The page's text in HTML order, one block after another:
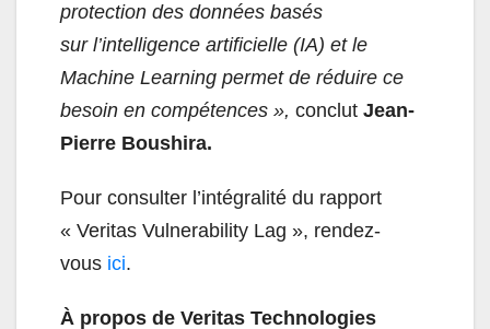
protection des données basés
sur l’intelligence artificielle (IA) et le
Machine Learning permet de réduire ce
besoin en compétences », conclut Jean-
Pierre Boushira.
Pour consulter l’intégralité du rapport
« Veritas Vulnerability Lag », rendez-
vous ici.
À propos de Veritas Technologies